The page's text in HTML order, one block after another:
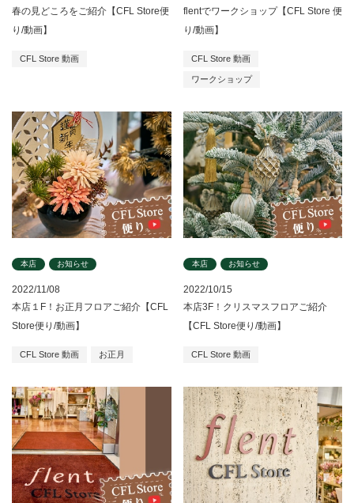
春の見どころをご紹介【CFL Store便
り/動画】
CFL Store 動画
flentでワークショップ【CFL Store 便
り/動画】
CFL Store 動画
ワークショップ
2022/11/08
本店 お知らせ
本店１F！お正月フロアご紹介【CFL
Store便り/動画】
CFL Store 動画 お正月
2022/10/15
本店 お知らせ
本店3F！クリスマスフロアご紹介
【CFL Store便り/動画】
CFL Store 動画